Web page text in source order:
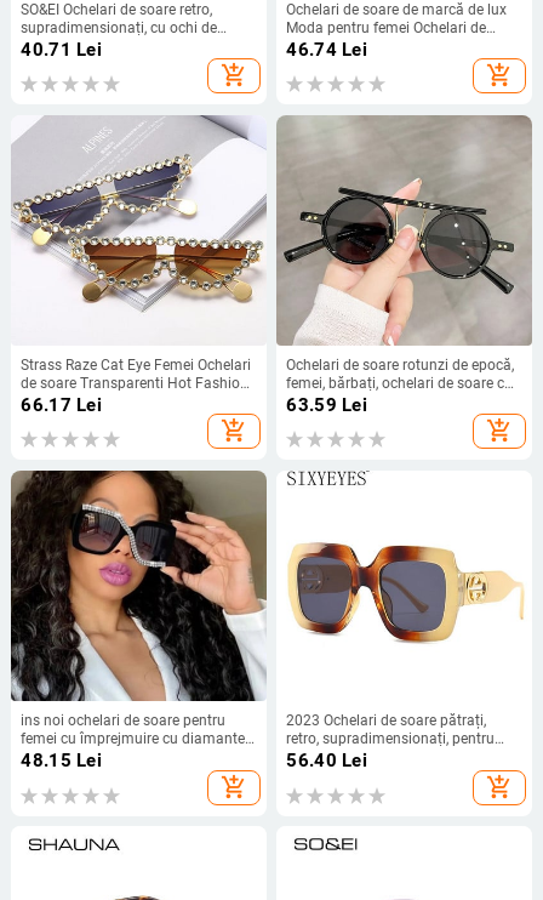
SO&EI Ochelari de soare retro,
supradimensionați, cu ochi de
pisică, pentru femei
40.71 Lei
add_shopping_cart
Ochelari de soare de marcă de lux
Moda pentru femei Ochelari de
soare retro negri Bărbați Vintage
Ochelari de soare în stil de vară
pentru femeie celebru UV400
46.74Lei
add_shopping_cart
Strass Raze Cat Eye Femei Ochelari
de soare Transparenti Hot Fashion
Designer de marcă de lux Accesorii
66.17 Lei
add_shopping_cart
Ochelari de soare rotunzi de epocă,
femei, bărbați, ochelari de soare cu
gradient de modă, ochelari de soare
pentru femei, bărbați, retro, punk,
hip hop
63.59 Lei
add_shopping_cart
ins noi ochelari de soare pentru
femei cu împrejmuire cu diamante
ochelari de soare pătrați mari cu
diamante ochelari de soare în stil
stradal de modă pentru femei de
48.15 Lei
add_shopping_cart
2023 Ochelari de soare pătrați,
retro, supradimensionați, pentru
femei, ochelari de soare cu ramă
mare, marca de lux, pentru bărbați,
nuanțe vintage punk UV400,
56.40 Lei
add_shopping_cart